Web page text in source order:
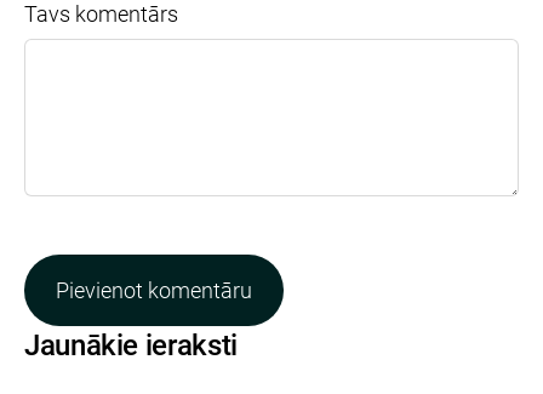
Jaunākie ieraksti
Tavs komentārs